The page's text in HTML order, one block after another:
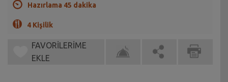
Hazırlama 45 dakika
4 Kişilik
FAVORİLERİME
EKLE